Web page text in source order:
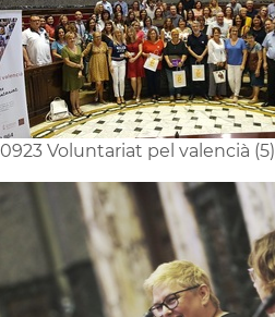
0923 Voluntariat pel valencià (5)